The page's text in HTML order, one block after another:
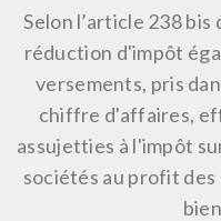
Selon l’article 238
réduction d'impôt
versements, pris
chiffre d'affaires,
assujetties à l'impôt
sociétés au profit des